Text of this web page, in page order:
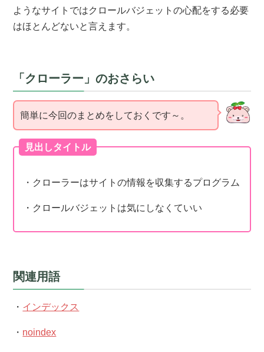
ようなサイトではクロールバジェットの心配をする必要
はほとんどないと言えます。
「クローラー」のおさらい
簡単に今回のまとめをしておくです～。
見出しタイトル
・クローラーはサイトの情報を収集するプログラム
・クロールバジェットは気にしなくていい
関連用語
・ インデックス
・ noindex